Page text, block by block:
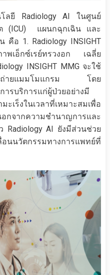
ลยี Radiology AI ในศูนย์
(ICU) แผนกฉุกเฉิน และ
อ 1. Radiology INSIGHT
พเอ็กซ์เรย์ทรวงอก เฉลี่ย
INSIGHT MMG จะใช้
าพถ่ายแมมโมแกรม โดย
ารบริการแก่ผู้ป่วยอย่างมี
ร็งในเวลาที่เหมาะสมเพื่อ
กจากความชำนาญการและ
Radiology AI ยังมีส่วนช่วย
นนวัตกรรมทางการแพทย์ที่